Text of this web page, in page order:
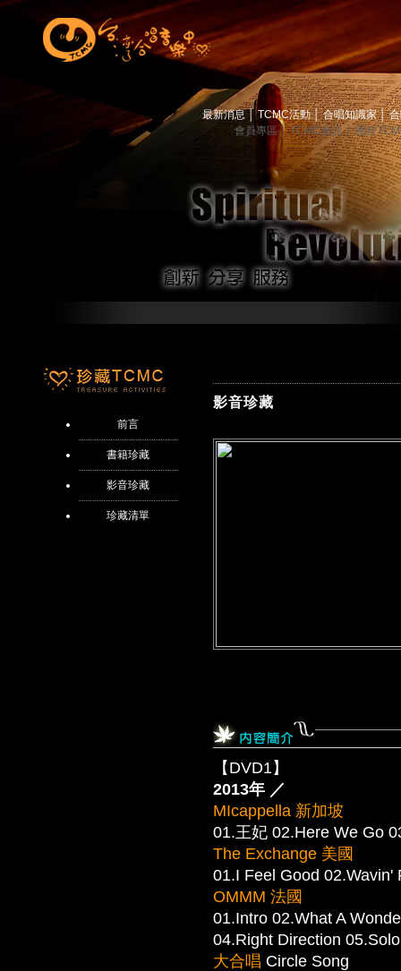
最新消息 TCMC活動│ 合唱知識家│
會員專區│ TCMC會訊│ 關於
前言
書籍珍藏
影音珍藏
珍藏清單
影音珍藏
【DVD1】
2013年 ／
MIcappella 新加坡
01.王妃 02.Here We Go
The Exchange 美國
01.I Feel Good 02.Wavin'
OMMM 法國
01.Intro 02.What A
04.Right Direction
大合唱 Circle Song